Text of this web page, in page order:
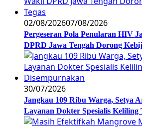
02/08/202607/08/2026
Pergeseran Pola Penularan HIV
DPRD Jawa Tengah Dorong
30/07/2026
Jangkau 109 Ribu Warga, Setya
Layanan Dokter Spesialis Keliling